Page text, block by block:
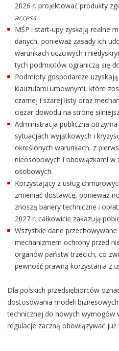
2026 r. projektować produkty
access.
MŚP i start-upy zyskają realne
danych, ponieważ zasady ich
warunkach uczciwych i
tych podmiotów ograniczą się
Podmioty gospodarcze
klauzulami umownymi, które
czarnej i szarej listy oraz
ciężar dowodu na stronę
Administracja publiczna
sytuacjach wyjątkowych i
określonych warunkach, z
nieosobowych i obowiązkami w
osobowych.
Korzystający z usług
zmieniać dostawcę, ponieważ
znoszą bariery techniczne i
2027 r. całkowicie zakazują
Wszystkie dane
mechanizmem ochrony przed
organów państw trzecich, co
pewność prawną korzystania z
Dla polskich przedsiębiorców
dostosowania modeli
technicznej do nowych wymogów
regulacje zaczną obowiązywać już